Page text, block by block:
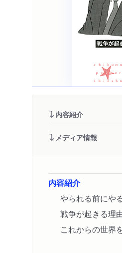
内容紹介
メディア情報
内容紹介
やられる前にや
戦争が起きる理
これからの世界